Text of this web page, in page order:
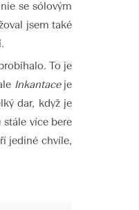
se sólovým
jsem také
To je
Inkantaceje
dar, když je
více bere
jediné chvíle,